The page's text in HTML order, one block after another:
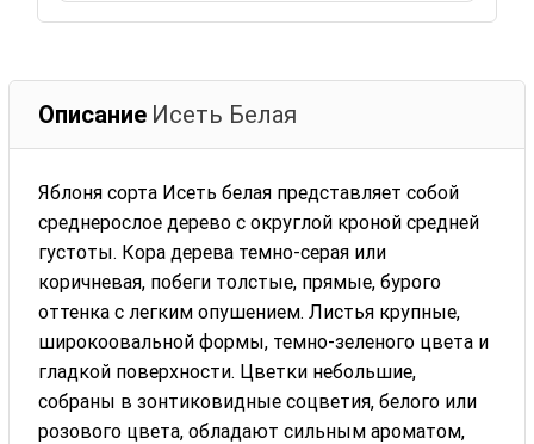
Описание Исеть Белая
Яблоня сорта Исеть белая представляет собой
среднерослое дерево с округлой кроной средней
густоты. Кора дерева темно-серая или
коричневая, побеги толстые, прямые, бурого
оттенка с легким опушением. Листья крупные,
широкоовальной формы, темно-зеленого цвета и
гладкой поверхности. Цветки небольшие,
собраны в зонтиковидные соцветия, белого или
розового цвета, обладают сильным ароматом,